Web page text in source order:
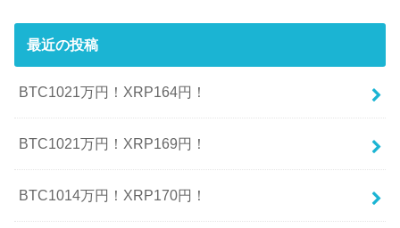
最近の投稿
BTC1021万円！XRP164円！
BTC1021万円！XRP169円！
BTC1014万円！XRP170円！